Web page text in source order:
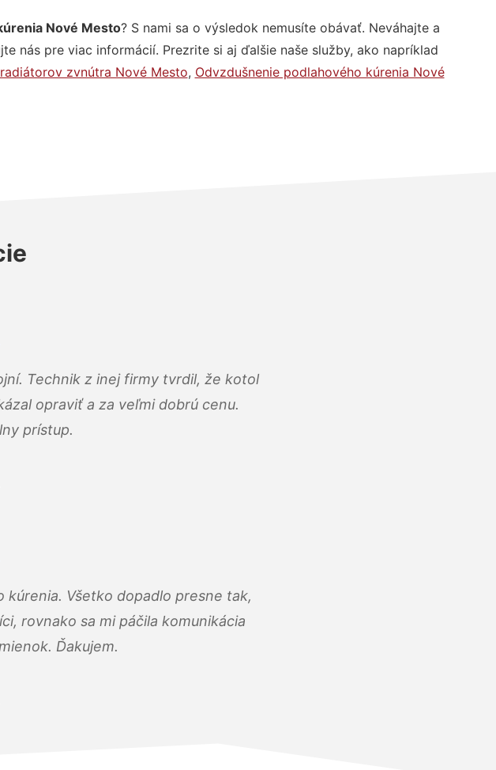
Nové Mesto? S nami sa o výsledok nemusíte obávať. Neváhajte a
nás pre viac informácií. Prezrite si aj ďalšie naše služby, ako napríklad
zvnútra Nové Mesto, Odvzdušnenie podlahového kúrenia Nové
Technik z inej firmy tvrdil, že kotol
opraviť a za veľmi dobrú cenu.
prístup.
kúrenia. Všetko dopadlo presne tak,
rovnako sa mi páčila komunikácia
Ďakujem.